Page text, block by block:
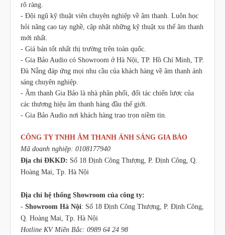
rõ ràng.
- Đội ngũ kỹ thuật viên chuyên nghiệp về âm thanh. Luôn học
hỏi nâng cao tay nghề, cập nhật những kỹ thuật xu thế âm thanh
mới nhất.
- Giá bán tốt nhất thị trường trên toàn quốc.
- Gia Bảo Audio có Showroom ở Hà Nội, TP. Hồ Chí Minh, TP.
Đà Nẵng đáp ứng mọi nhu cầu của khách hàng về âm thanh ánh
sáng chuyên nghiệp.
- Âm thanh Gia Bảo là nhà phân phối, đối tác chiến lược của
các thương hiệu âm thanh hàng đầu thế giới.
- Gia Bảo Audio nơi khách hàng trao trọn niềm tin.
CÔNG TY TNHH ÂM THANH ÁNH SÁNG GIA BẢO
Mã doanh nghiệp: 0108177940
Địa chỉ ĐKKD: Số 18 Định Công Thượng, P. Định Công, Q.
Hoàng Mai, Tp. Hà Nội
Địa chỉ hệ thống Showroom của công ty:
- Showroom Hà Nội: Số 18 Định Công Thượng, P. Định Công,
Q. Hoàng Mai, Tp. Hà Nội
Hotline KV Miền Bắc: 0989 64 24 98